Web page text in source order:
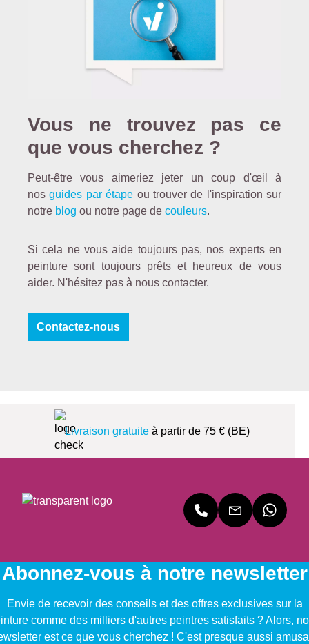
8
,
5
1
2
Vous ne trouvez pas ce
que vous cherchez ?
Peut-être vous aimeriez jeter un coup d'œil à
nosguides par étape ou trouver de l'inspiration sur
notre blog ou notre page de couleurs.
Si cela ne vous aide toujours pas, nos experts en
peinture sont toujours prêts et heureux de vous
aider. N'hésitez pas à nous contacter.
Contactez-nous
Livraison gratuiteà partir de 75 € (BE)
Abonnez-vous à notre newsletter
Envie de recevoir des conseils et des offres exclusives sur la
comme des milliers d'autres peintres satisfaits ? Alors,
est ce que vous cherchez ! C'est presque aussi